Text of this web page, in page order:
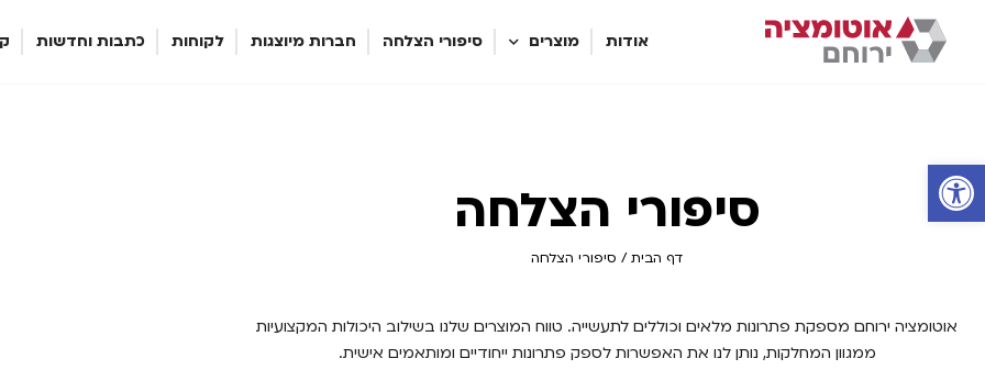
פתח סרגל נגישות
אודות מוצרים סיפורי הצלחה חברות מיוצגות לקוחות כתבות וחדשות
סיפורי הצלחה
דף הבית/ סיפורי הצלחה
אוטומציה ירוחם מספקת פתרונות מלאים וכוללים לתעשייה. טווח המוצרים שלנו בשילוב היכולות המקצועיות
ממגוון המחלקות, נותן לנו את האפשרות לספק פתרונות ייחודיים ומותאמים אישית.